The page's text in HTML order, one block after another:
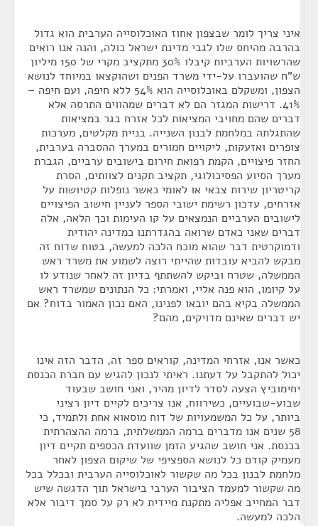
איני צריך לומר שבצפון אחוז האוכלוסייה הערבית הוא גדול
בהרבה מהיחס שלו לגבי מדינת ישראל כולה, והנה אנו רואים
שהרשויות הערביות קיבלו 30% מתקציב מקרי של 150 מיליון
ש"ח שהועברו על-ידי משרד הפנים ושהוקצאו במיוחד לנושא
הצפון, ומשקלם באוכלוסייה הוא 54% ללא חיפה, ועם חיפה –
41%. דרישות המגזר הם לא דברים שמהווים התרסה אלא
דברים שהם מחויבי המציאות לכל אזרח בגר במציאות
שהתגלתה במלחמת לבנון השנייה. בניית מקלטים, מערכות
צופרים ואזעקות, ליקויים חמורים במערך ההסברה בערבית,
החזר פיצויים, הקמת רפואת חירום בישובים ערביים, הגברת
מערך הסיוע הפסיכולוגי, תקציב תקנים לצוותים, הסרת
קריטריון שירות צבאי או לאומי כאשר נופלות קטיושות על
אזרחים, עדכון רשימת ישובי הספר לעניין חישוב הפיצויים
לישובים הערביים הנמצאים על קו העימות וכך הלאה, אלה
דברים שאני כאדם שרואה בהגדרתנו כמדינה יהודית
ודמוקרטית דבר שהוא מוכח הלכה למעשה, בטוח שדוח זה
מבקש להביא עובדות שהייתי רוצה לשמוע את משרד ראש
הממשלה, שטרח וביקש להשתתף בדיון זה לאחר שנודע לו
על קיומו, הוא פנה אליי, ואמרתי: כל הנתונים שמשרד ראש
הממשלה בקיא בהם יובאו לפנינו, האם נכון האמור בדוח? אם
יש דברים שאינם מדויקים, מהם?
כאשר אנו, אזרחי המדינה, קוראים ספר זה, הדבר הזה אינו
יכול להתקבל על דעתנו. ראיתי לנכון להגיש עם חברת הכנסת
יחימוביץ הצעה לסדר לדיון מהיר, ואני חושב שבעוד
שבוע-שבועיים, כשירווח, אנו צריכים לקיים דיון רציני
ביותר, על כל המשמעויות של דוח מוסאוא אחת ולתמיד, כי
58 שנים אנו מדברים ברמה הממשלתית, ברמה ההצהרתית
בכנסת. אני חושב שהגיע הזמן שוועדת הכספים תקיים דיון
מעמיק קודם כל לנושא הספציפי של שיקום הצפון לאחר
מלחמת לבנון בכל מה שקשור לאוכלוסייה הערבית ובכלל בכל
מה שקשור למעמד הציבור הערבי בישראל תוך הדגשה שיש
דבר המחייב אפליה מתקנת מיידית לא רק על סמך דיבור אלא
הלכה למעשה.